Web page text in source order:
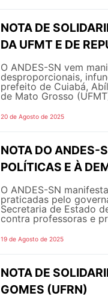
NOTA DE
DA UFMT E DE
O ANDES-SN vem
desproporcionais,
prefeito de Cuiabá,
de Mato Grosso
20 de Agosto de 2025
NOTA DO ANDES-
POLÍTICAS E À
O ANDES-SN
praticadas pelo
Secretaria de Estado
contra professoras e
19 de Agosto de 2025
NOTA DE
GOMES (UFRN)